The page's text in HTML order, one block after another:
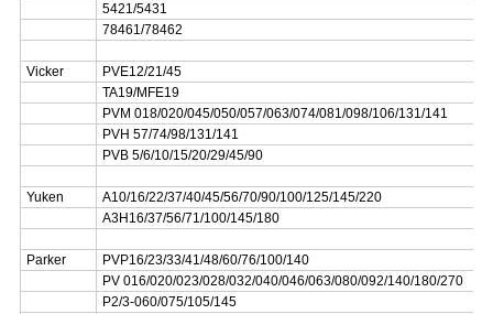
5421/5431
78461/78462
Vicker
PVE12/21/45
TA19/MFE19
PVM 018/020/045/050/057/063/074/081/098/106/131/141
PVH 57/74/98/131/141
PVB 5/6/10/15/20/29/45/90
Yuken
A10/16/22/37/40/45/56/70/90/100/125/145/220
A3H16/37/56/71/100/145/180
Parker
PVP16/23/33/41/48/60/76/100/140
PV 016/020/023/028/032/040/046/063/080/092/140/180/270
P2/3-060/075/105/145